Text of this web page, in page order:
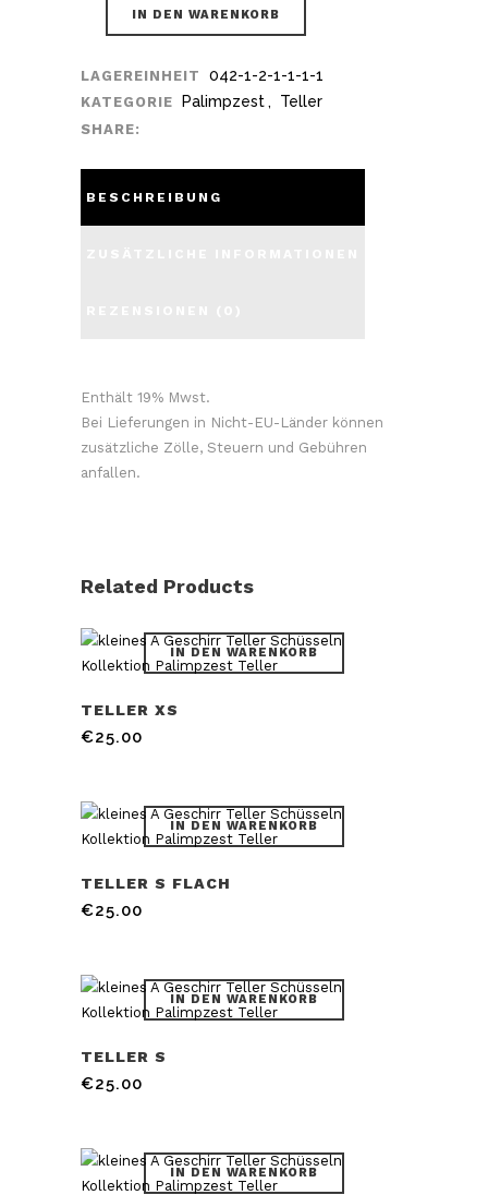
IN DEN WARENKORB
LAGEREINHEIT 042-1-2-1-1-1-1
KATEGORIE Palimpzest , Teller
SHARE:
BESCHREIBUNG
Enthält 19% Mwst.
Bei Lieferungen in Nicht-EU-Länder können
zusätzliche Zölle, Steuern und Gebühren
anfallen.
Related Products
IN DEN WARENKORB
TELLER XS
€25.00
IN DEN WARENKORB
TELLER S FLACH
€25.00
IN DEN WARENKORB
TELLER S
€25.00
IN DEN WARENKORB